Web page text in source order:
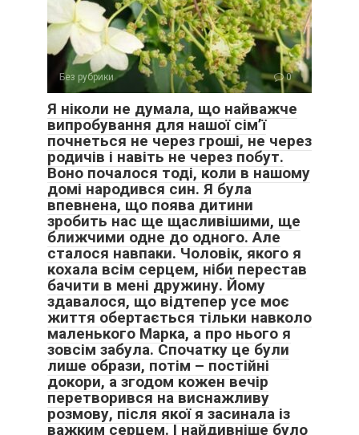
А як би ви вчинили на моєму місці, якби дізналися про
таку таємницю своєї близької людини? Чи вистачило б
вам мудрості не втручатися завчасно і дозволити людині
зберегти свою гідність?
Усі імена на прохання автора змінені. Фото ілюстративне.
Без рубрики 0
Я ніколи не думала, що найважче
випробування для нашої сім’ї
почнеться не через гроші, не через
родичів і навіть не через побут.
Воно почалося тоді, коли в нашому
домі народився син. Я була
впевнена, що поява дитини
зробить нас ще щасливішими, ще
ближчими одне до одного. Але
сталося навпаки. Чоловік, якого я
кохала всім серцем, ніби перестав
бачити в мені дружину. Йому
здавалося, що відтепер усе моє
життя обертається тільки навколо
маленького Марка, а про нього я
зовсім забула. Спочатку це були
лише образи, потім – постійні
докори, а згодом кожен вечір
перетворився на виснажливу
розмову, після якої я засинала із
важким серцем. І найдивніше було